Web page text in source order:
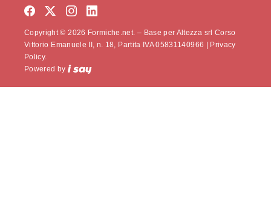
Copyright © 2026 Formiche.net. – Base per Altezza srl Corso
Vittorio Emanuele II, n. 18, Partita IVA 05831140966 | Privacy
Policy.
Powered by